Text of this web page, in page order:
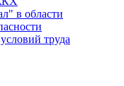
в области
труда